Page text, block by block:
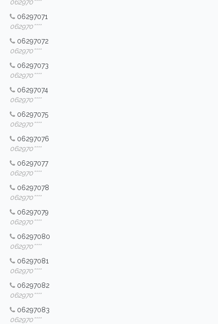
062970****
06297071
062970****
06297072
062970****
06297073
062970****
06297074
062970****
06297075
062970****
06297076
062970****
06297077
062970****
06297078
062970****
06297079
062970****
06297080
062970****
06297081
062970****
06297082
062970****
06297083
062970****